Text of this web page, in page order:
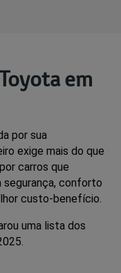
em
por sua
exige mais do que
carros que
conforto
custo-benefício.
uma lista dos